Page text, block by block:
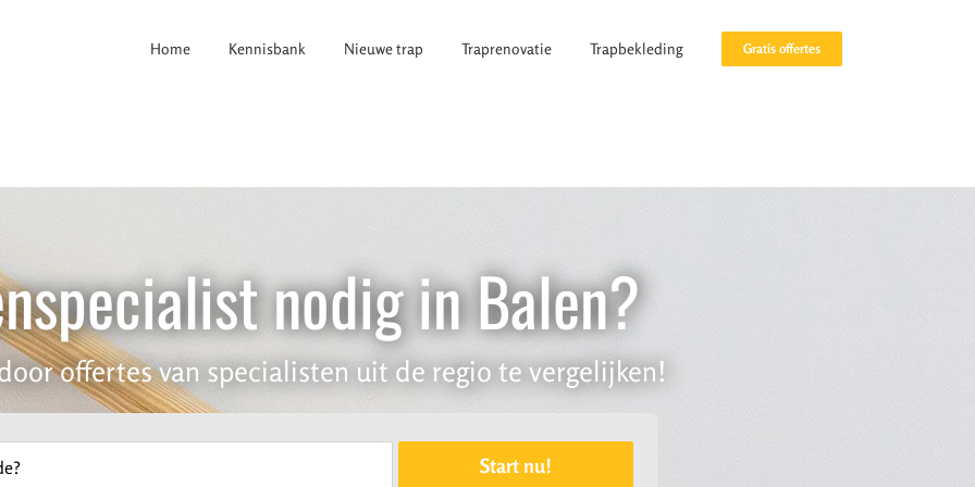
Home Kennisbank Nieuwe trap Traprenovatie Trapbekleding Gratis offertes
nodig in Balen?
offertes van specialisten uit de regio te vergelijken!
Start nu!